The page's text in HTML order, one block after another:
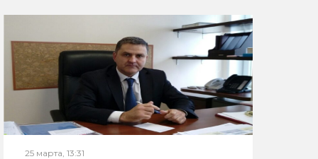
25 марта, 13:31